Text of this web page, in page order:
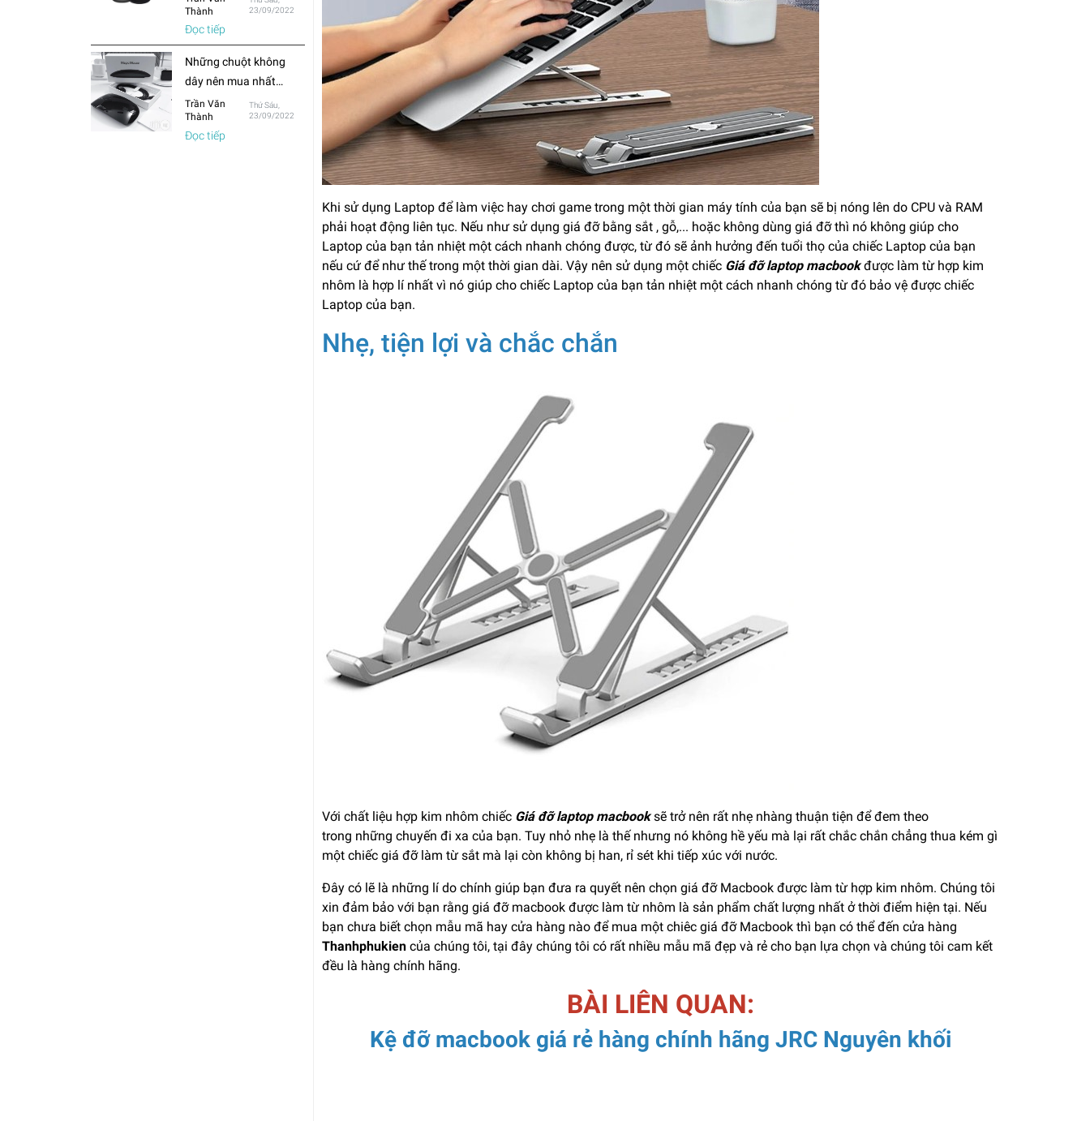
mua chuột thông
thường?
Thành
23/09/2022
Đọc tiếp
Những chuột không
dây nên mua nhất
trong năm 2022
Trần Văn
Thành
Thứ Sáu,
23/09/2022
Đọc tiếp
Khi sử dụng Laptop để làm việc hay chơi game trong một thời gian máy tính của bạn sẽ bị nóng lên do CPU và RAM
phải hoạt động liên tục. Nếu như sử dụng giá đỡ bằng sắt , gỗ,... hoặc không dùng giá đỡ thì nó không giúp cho
Laptop của bạn tản nhiệt một cách nhanh chóng được, từ đó sẽ ảnh hưởng đến tuổi thọ của chiếc Laptop của bạn
nếu cứ để như thế trong một thời gian dài. Vậy nên sử dụng một chiếc Giá đỡ laptop macbookđược làm từ hợp kim
nhôm là hợp lí nhất vì nó giúp cho chiếc Laptop của bạn tản nhiệt một cách nhanh chóng từ đó bảo vệ được chiếc
Laptop của bạn.
Nhẹ, tiện lợi và chắc chắn
Với chất liệu hợp kim nhôm chiếc Giá đỡ laptop macbooksẽ trở nên rất nhẹ nhàng thuận tiện để đem theo
trong những chuyến đi xa của bạn. Tuy nhỏ nhẹ là thế nhưng nó không hề yếu mà lại rất chắc chắn chẳng thua kém gì
một chiếc giá đỡ làm từ sắt mà lại còn không bị han, rỉ sét khi tiếp xúc với nước.
Đây có lẽ là những lí do chính giúp bạn đưa ra quyết nên chọn giá đỡ Macbook được làm từ hợp kim nhôm. Chúng tôi
xin đảm bảo với bạn rằng giá đỡ macbook được làm từ nhôm là sản phẩm chất lượng nhất ở thời điểm hiện tại. Nếu
bạn chưa biết chọn mẫu mã hay cửa hàng nào để mua một chiêc giá đỡ Macbook thì bạn có thể đến cửa hàng
Thanhphukien của chúng tôi, tại đây chúng tôi có rất nhiều mẫu mã đẹp và rẻ cho bạn lựa chọn và chúng tôi cam kết
đều là hàng chính hãng.
BÀI LIÊN QUAN:
Kệ đỡ macbook giá rẻ hàng chính hãng JRC Nguyên khối